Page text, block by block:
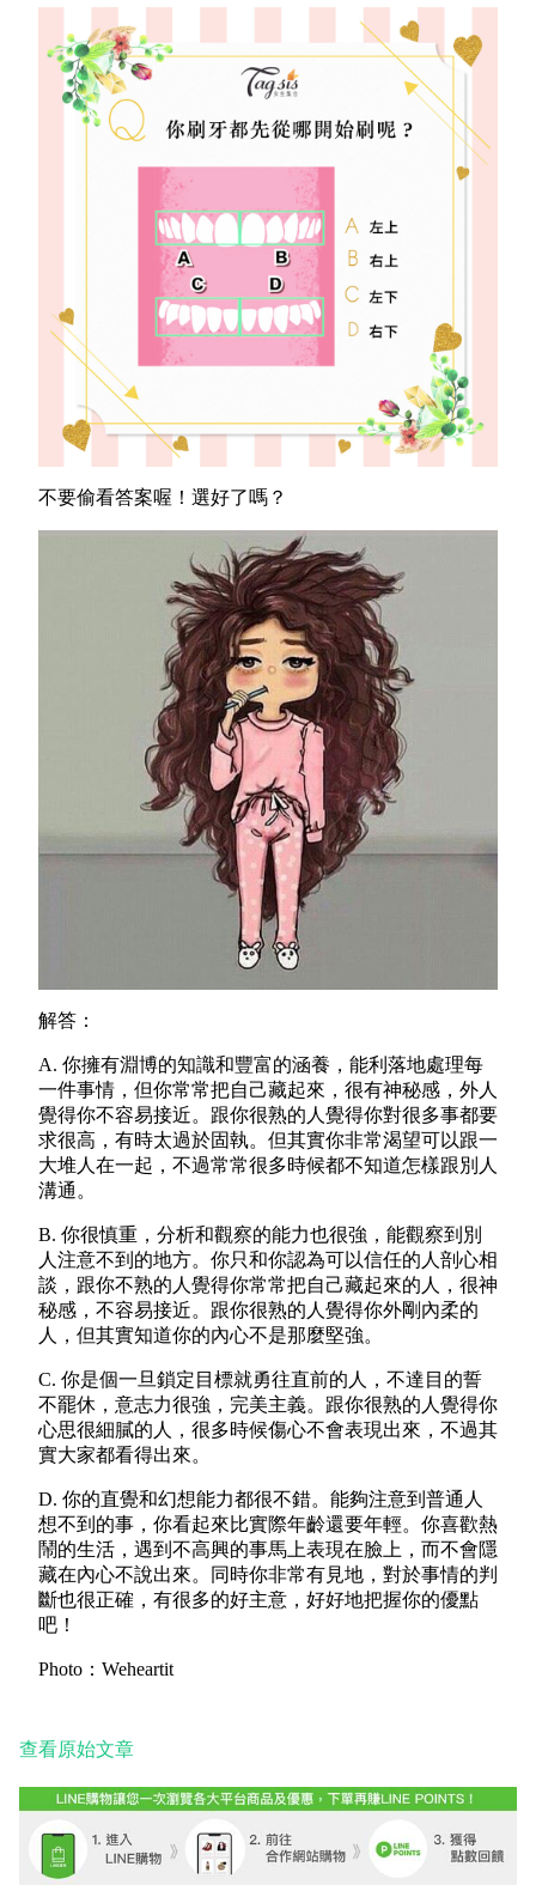
不要偷看答案喔！選好了嗎？
解答：
A. 你擁有淵博的知識和豐富的涵養，能利落地處理每
一件事情，但你常常把自己藏起來，很有神秘感，外人
覺得你不容易接近。跟你很熟的人覺得你對很多事都要
求很高，有時太過於固執。但其實你非常渴望可以跟一
大堆人在一起，不過常常很多時候都不知道怎樣跟別人
溝通。
B. 你很慎重，分析和觀察的能力也很強，能觀察到別
人注意不到的地方。你只和你認為可以信任的人剖心相
談，跟你不熟的人覺得你常常把自己藏起來的人，很神
秘感，不容易接近。跟你很熟的人覺得你外剛內柔的
人，但其實知道你的內心不是那麼堅強。
C. 你是個一旦鎖定目標就勇往直前的人，不達目的誓
不罷休，意志力很強，完美主義。跟你很熟的人覺得你
心思很細膩的人，很多時候傷心不會表現出來，不過其
實大家都看得出來。
D. 你的直覺和幻想能力都很不錯。能夠注意到普通人
想不到的事，你看起來比實際年齡還要年輕。你喜歡熱
鬧的生活，遇到不高興的事馬上表現在臉上，而不會隱
藏在內心不說出來。同時你非常有見地，對於事情的判
斷也很正確，有很多的好主意，好好地把握你的優點
吧！
Photo：Weheartit
查看原始文章